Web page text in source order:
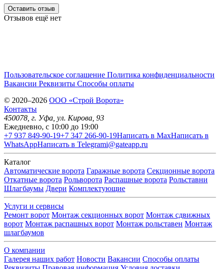
Оставить отзыв
Отзывов ещё нет
Пользовательское соглашение Политика конфиденциальности
Вакансии Реквизиты Способы оплаты
© 2020–2026 OOO «Строй Ворота»
Контакты
450078, г. Уфа, ул. Кирова, 93
Ежедневно, с 10:00 до 19:00
+7 937 849-90-19+7 347 266-90-19Написать в MaxНаписать в
WhatsAppНаписать в Telegrami@gateapp.ru
Каталог
Автоматические ворота Гаражные ворота Секционные ворота
Откатные ворота Рольворота Распашные ворота Рольставни
Шлагбаумы Двери Комплектующие
Услуги и сервисы
Ремонт ворот Монтаж секционных ворот Монтаж сдвижных
ворот Монтаж распашных ворот Монтаж рольставен Монтаж
шлагбаумов
О компании
Галерея наших работ Новости Вакансии Способы оплаты